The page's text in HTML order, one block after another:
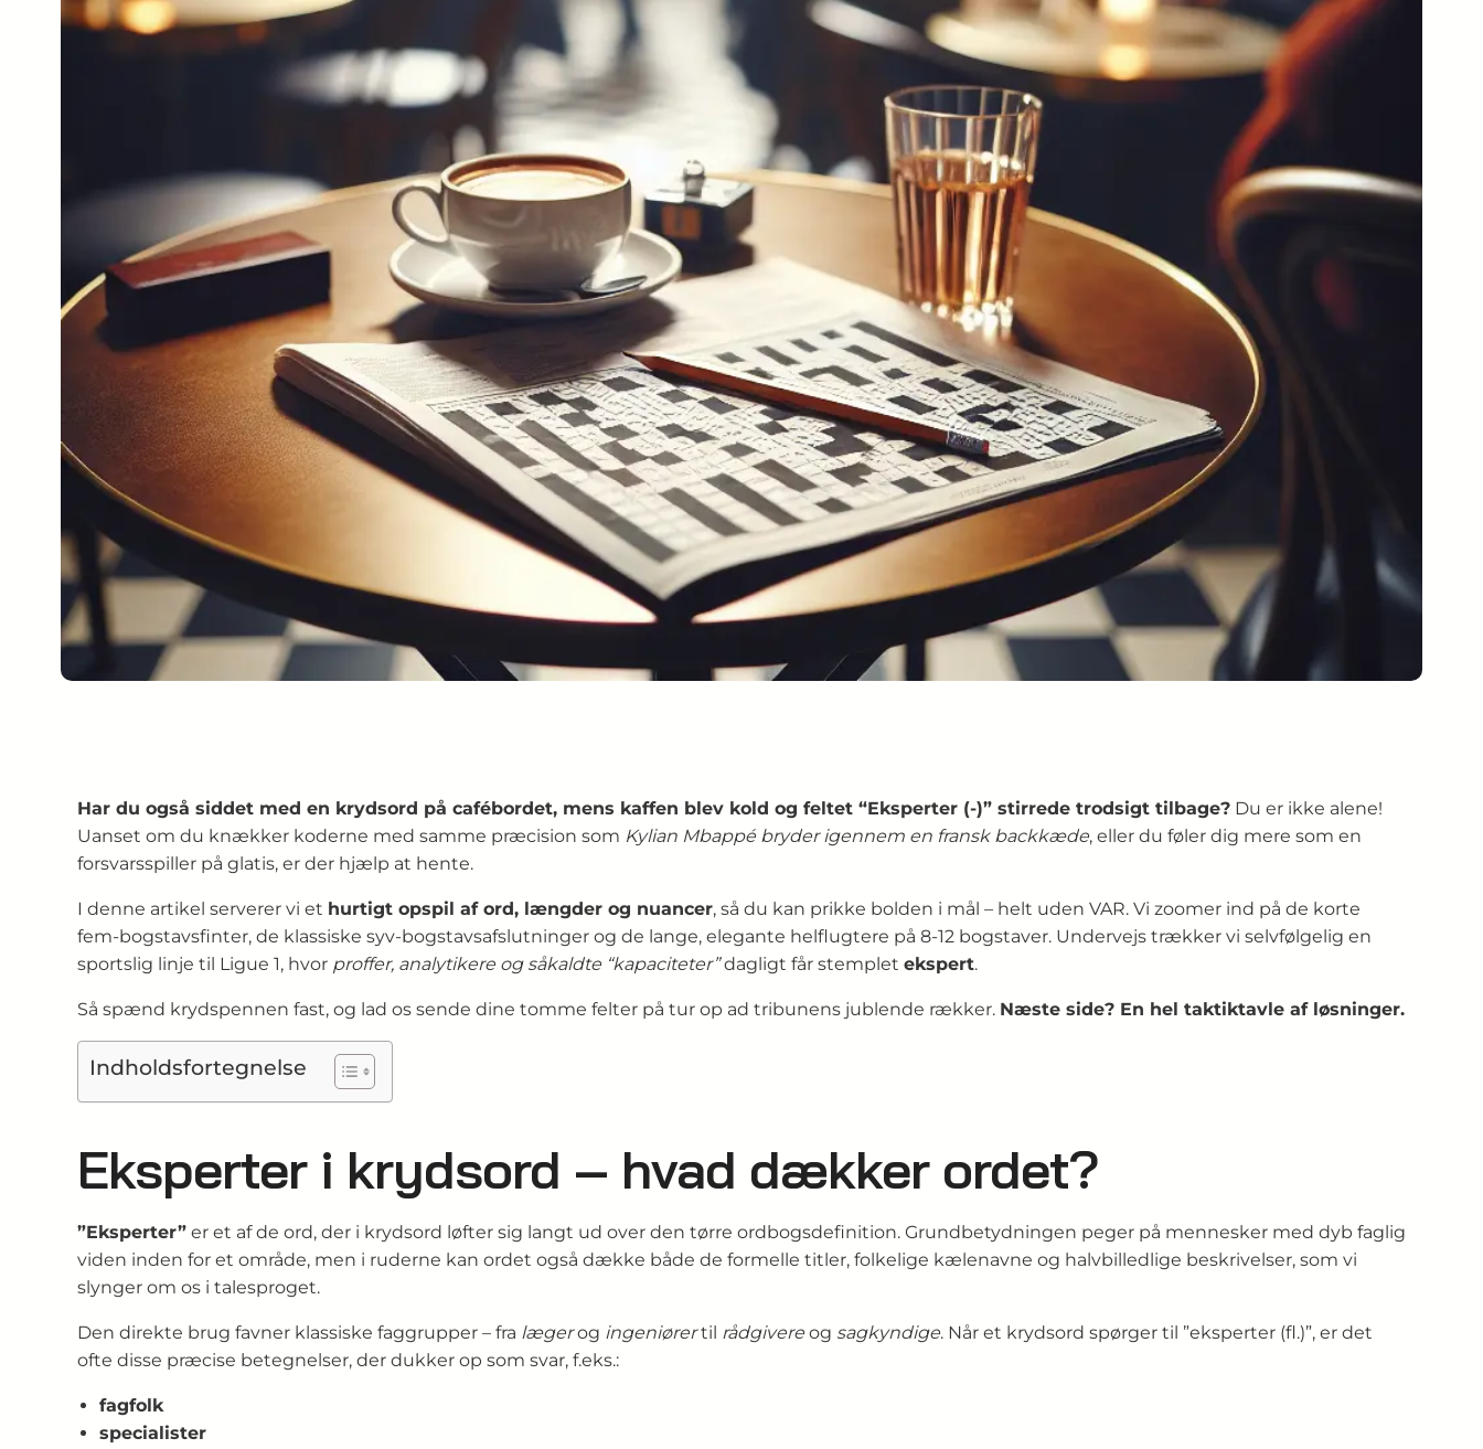
Har du også siddet med en krydsord på cafébordet, mens kaffen blev kold og feltet “Eksperter (-)” stirrede trodsigt tilbage? Du er ikke alene!
Uanset om du knækker koderne med samme præcision som Kylian Mbappé bryder igennem en fransk backkæde, eller du føler dig mere som en
forsvarsspiller på glatis, er der hjælp at hente.
I denne artikel serverer vi et hurtigt opspil af ord, længder og nuancer, så du kan prikke bolden i mål – helt uden VAR. Vi zoomer ind på de korte
fem-bogstavsfinter, de klassiske syv-bogstavsafslutninger og de lange, elegante helflugtere på 8-12 bogstaver. Undervejs trækker vi selvfølgelig en
sportslig linje til Ligue 1, hvor proffer, analytikere og såkaldte “kapaciteter”dagligt får stemplet ekspert.
Så spænd krydspennen fast, og lad os sende dine tomme felter på tur op ad tribunens jublende rækker. Næste side? En hel taktiktavle af løsninger.
Indholdsfortegnelse
Eksperter i krydsord – hvad dækker ordet?
”Eksperter” er et af de ord, der i krydsord løfter sig langt ud over den tørre ordbogs­definition. Grundbetydningen peger på mennesker med dyb faglig
viden inden for et område, men i ruderne kan ordet også dække både de formelle titler, folkelige kælenavne og halvbilledlige beskrivelser, som vi
slynger om os i talesproget.
Den direkte brug favner klassiske faggrupper – fra lægerog ingeniørertil rådgivere og sagkyndige. Når et krydsord spørger til ”eksperter (fl.)”, er det
ofte disse præcise betegnelser, der dukker op som svar, f.eks.:
fagfolk
specialister